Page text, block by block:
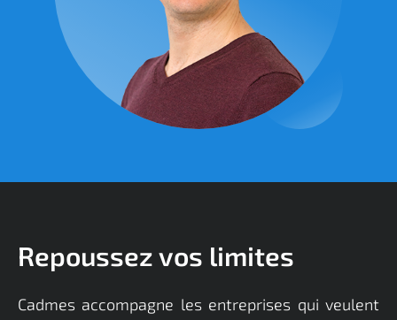
Repoussez vos limites
Cadmes accompagne les entreprises qui veulent